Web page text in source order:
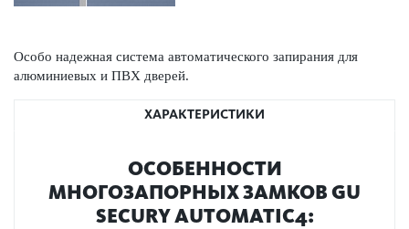
Особо надежная система автоматического запирания для
алюминиевых и ПВХ дверей.
ХАРАКТЕРИСТИКИ
ОСОБЕННОСТИ
МНОГОЗАПОРНЫХ ЗАМКОВ GU
SECURY AUTOMATIC4: